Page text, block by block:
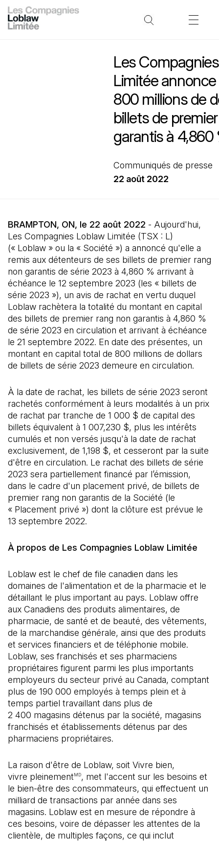
Les
Limitée
800 millions de
billets de
garantis à 4,860
Communiqués de presse
22 août 2022
BRAMPTON, ON, le 22 août 2022 - Aujourd'hui,
Les Compagnies Loblaw Limitée (TSX : L)
(« Loblaw » ou la « Société ») a annoncé qu'elle a
remis aux détenteurs de ses billets de premier rang
non garantis de série 2023 à 4,860 % arrivant à
échéance le 12 septembre 2023 (les « billets de
série 2023 »), un avis de rachat en vertu duquel
Loblaw rachètera la totalité du montant en capital
des billets de premier rang non garantis à 4,860 %
de série 2023 en circulation et arrivant à échéance
le 21 septembre 2022. En date des présentes, un
montant en capital total de 800 millions de dollars
de billets de série 2023 demeure en circulation.
À la date de rachat, les billets de série 2023 seront
rachetés conformément à leurs modalités à un prix
de rachat par tranche de 1 000 $ de capital des
billets équivalent à 1 007,230 $, plus les intérêts
cumulés et non versés jusqu'à la date de rachat
exclusivement, de 1,198 $, et cesseront par la suite
d'être en circulation. Le rachat des billets de série
2023 sera partiellement financé par l’émission,
dans le cadre d'un placement privé, de billets de
premier rang non garantis de la Société (le
« Placement privé ») dont la clôture est prévue le
13 septembre 2022.
À propos de Les Compagnies Loblaw Limitée
Loblaw est le chef de file canadien dans les
domaines de l'alimentation et de la pharmacie et le
détaillant le plus important au pays. Loblaw offre
aux Canadiens des produits alimentaires, de
pharmacie, de santé et de beauté, des vêtements,
de la marchandise générale, ainsi que des produits
et services financiers et de téléphonie mobile.
Loblaw, ses franchisés et ses pharmaciens
propriétaires figurent parmi les plus importants
employeurs du secteur privé au Canada, comptant
plus de 190 000 employés à temps plein et à
temps partiel travaillant dans plus de
2 400 magasins détenus par la société, magasins
franchisés et établissements détenus par des
pharmaciens propriétaires.
La raison d'être de Loblaw, soit Vivre bien,
vivre pleinementMD, met l'accent sur les besoins et
le bien-être des consommateurs, qui effectuent un
milliard de transactions par année dans ses
magasins. Loblaw est en mesure de répondre à
ces besoins, voire de dépasser les attentes de la
clientèle, de multiples façons, ce qui inclut